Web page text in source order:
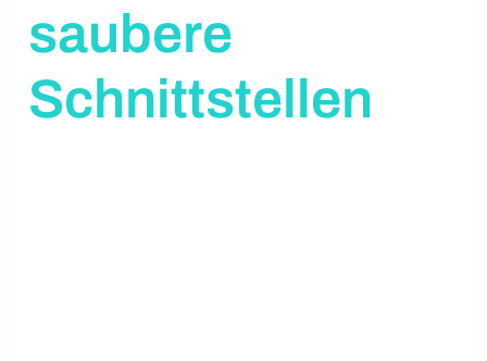
saubere
Schnittstellen